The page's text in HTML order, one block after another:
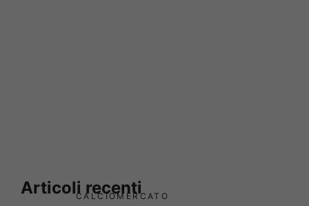
Articoli recenti
CALCIOMERCATO